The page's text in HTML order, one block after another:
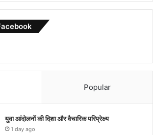
Popular
युवा आंदोलनों की दिशा और वैचारिक परिप्रेक्ष्य
1 day ago